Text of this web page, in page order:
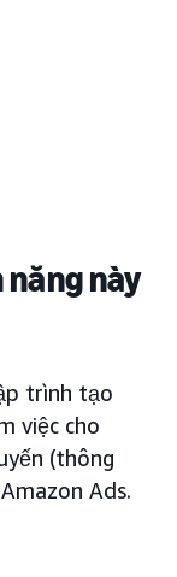
này
trình tạo
việc cho
(thông
Ads.